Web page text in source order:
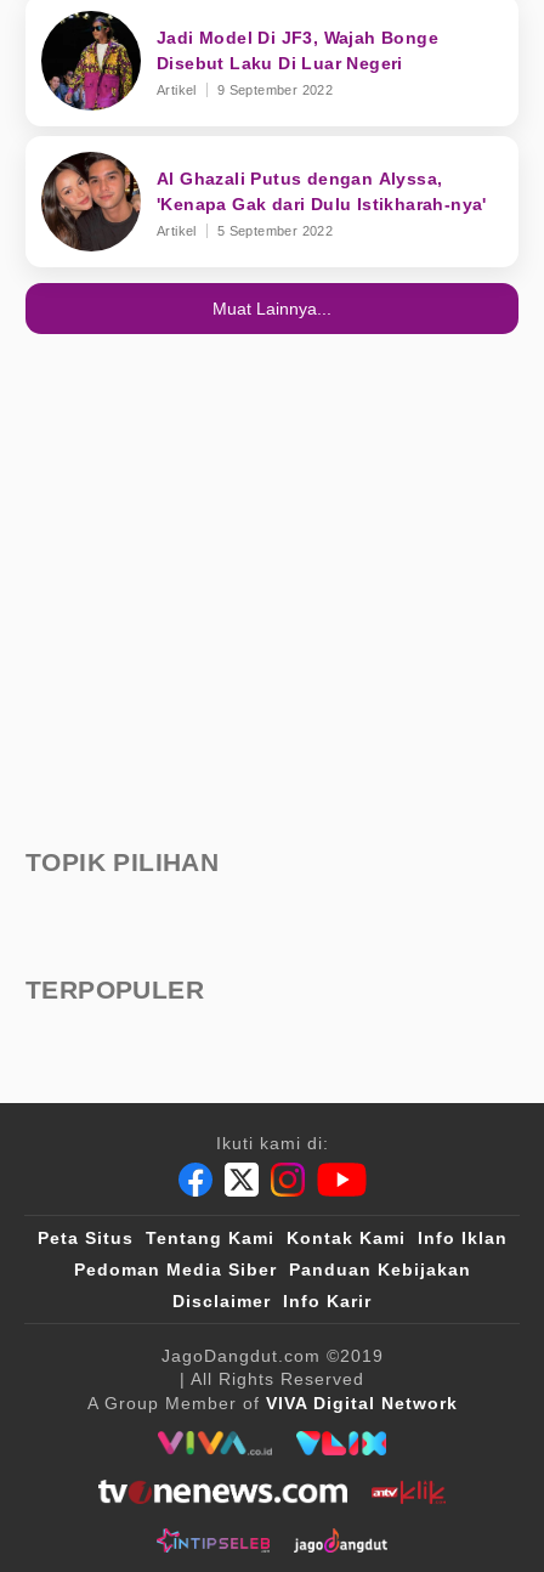
Jadi Model Di JF3, Wajah Bonge
Disebut Laku Di Luar Negeri
Artikel 9 September 2022
Al Ghazali Putus dengan Alyssa,
'Kenapa Gak dari Dulu Istikharah-nya'
Artikel 5 September 2022
Muat Lainnya...
TOPIK PILIHAN
TERPOPULER
Ikuti kami di:
Peta Situs Tentang Kami Kontak Kami
Info Iklan
Pedoman Media Siber
Panduan Kebijakan
Disclaimer
Info Karir
JagoDangdut.com ©2019
| All Rights Reserved
A Group Member of VIVA Digital Network